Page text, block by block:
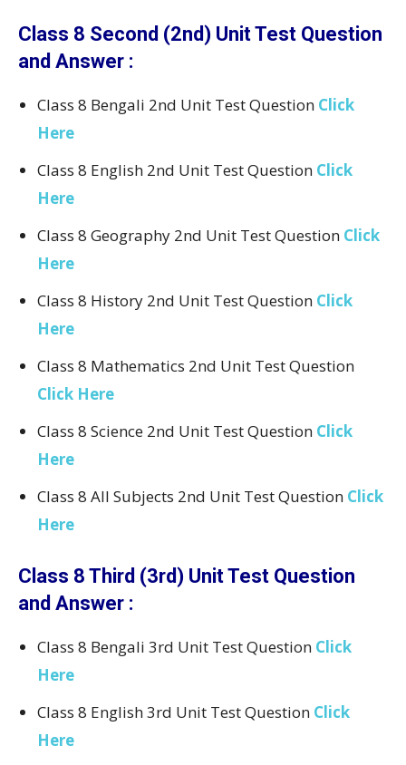
Class 8 Second (2nd) Unit Test Question
and Answer :
Class 8 Bengali 2nd Unit Test Question Click
Here
Class 8 English 2nd Unit Test Question Click
Here
Class 8 Geography 2nd Unit Test Question Click
Here
Class 8 History 2nd Unit Test Question Click
Here
Class 8 Mathematics 2nd Unit Test Question
Click Here
Class 8 Science 2nd Unit Test Question Click
Here
Class 8 All Subjects 2nd Unit Test Question Click
Here
Class 8 Third (3rd) Unit Test Question
and Answer :
Class 8 Bengali 3rd Unit Test Question Click
Here
Class 8 English 3rd Unit Test Question Click
Here